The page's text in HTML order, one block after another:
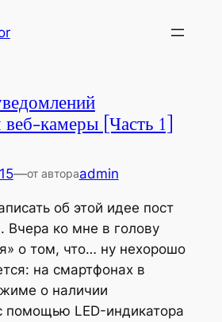
веб-камеры [Часть 1]
—от автораadmin
об этой идее пост
Вчера ко мне в голову
о том, что… ну нехорошо
на смартфонах в
о наличии
помощью LED-индикатора